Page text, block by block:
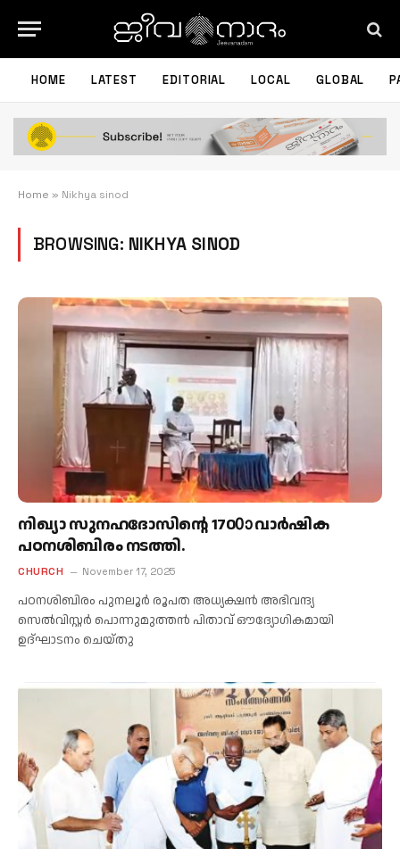
HOME LATEST EDITORIAL LOCAL GLOBAL
Home » Nikhya sinod
BROWSING: NIKHYA SINOD
നിഖ്യാ സുനഹദോസിന്റെ 1700ാ വാർഷിക
പഠനശിബിരം നടത്തി.
CHURCH November 17, 2025
പഠനശിബിരം പുനലൂർ രൂപത അധ്യക്ഷൻ അഭിവന്ദ്യ
സെൽവിസ്റ്റർ പൊന്നുമുത്തൻ പിതാവ് ഔദ്യോഗികമായി
ഉദ്ഘാടനം ചെയ്തു